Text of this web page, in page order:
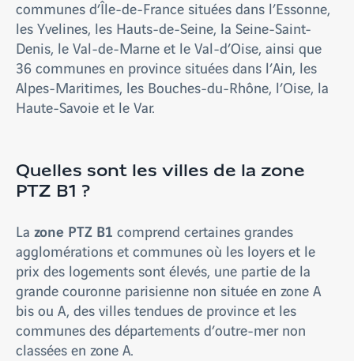
communes d’Île-de-France situées dans l’Essonne,
les Yvelines, les Hauts-de-Seine, la Seine-Saint-
Denis, le Val-de-Marne et le Val-d’Oise, ainsi que
36 communes en province situées dans l’Ain, les
Alpes-Maritimes, les Bouches-du-Rhône, l’Oise, la
Haute-Savoie et le Var.
Quelles sont les villes de la zone
PTZ B1 ?
La zone PTZ B1 comprend certaines grandes
agglomérations et communes où les loyers et le
prix des logements sont élevés, une partie de la
grande couronne parisienne non située en zone A
bis ou A, des villes tendues de province et les
communes des départements d’outre-mer non
classées en zone A.